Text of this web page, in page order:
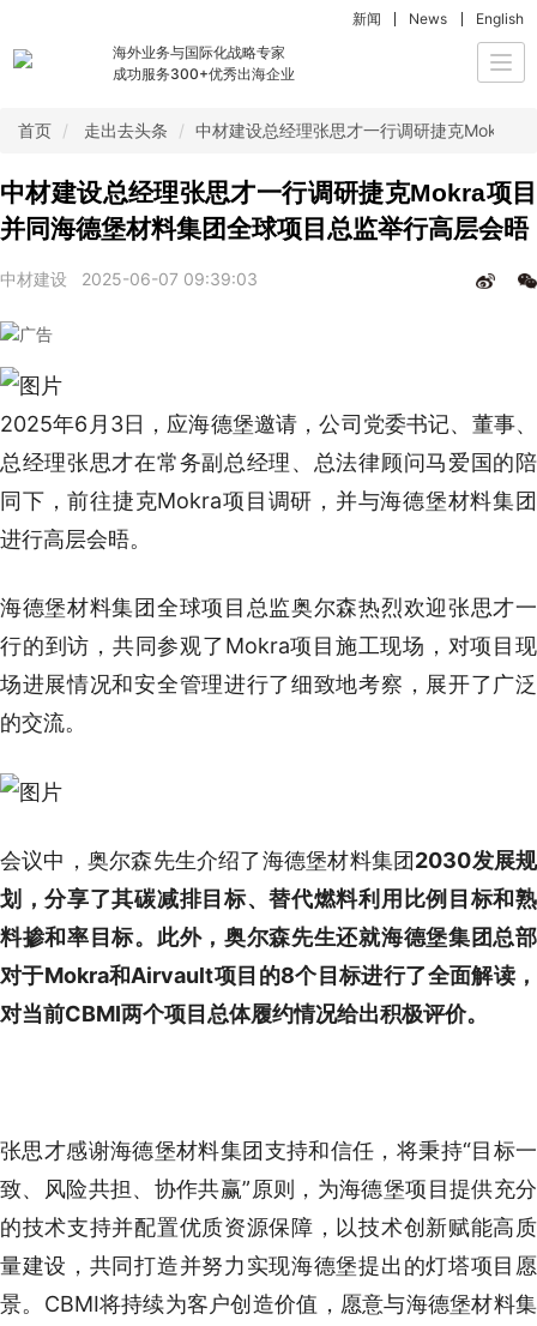
海外业务与国际化战略专家
成功服务300+优秀出海企业
新闻 News English
首页 走出去头条 中材建设总经理张思才一行调研捷克Mokra
中材建设总经理张思才一行调研捷克Mokra项目
并同海德堡材料集团全球项目总监举行高层会晤
中材建设 2025-06-07 09:39:03
2025年6月3日，应海德堡邀请，公司党委书记、董事、
总经理张思才在常务副总经理、总法律顾问马爱国的陪
同下，前往捷克Mokra项目调研，并与海德堡材料集团
进行高层会晤。
海德堡材料集团全球项目总监奥尔森热烈欢迎张思才一
行的到访，共同参观了Mokra项目施工现场，对项目现
场进展情况和安全管理进行了细致地考察，展开了广泛
的交流。
会议中，奥尔森先生介绍了海德堡材料集团2030发展规
划，分享了其碳减排目标、替代燃料利用比例目标和熟
料掺和率目标。此外，奥尔森先生还就海德堡集团总部
对于Mokra和Airvault项目的8个目标进行了全面解读，
对当前CBMI两个项目总体履约情况给出积极评价。
张思才感谢海德堡材料集团支持和信任，将秉持“目标一
致、风险共担、协作共赢”原则，为海德堡项目提供充分
的技术支持并配置优质资源保障，以技术创新赋能高质
量建设，共同打造并努力实现海德堡提出的灯塔项目愿
景。CBMI将持续为客户创造价值，愿意与海德堡材料集